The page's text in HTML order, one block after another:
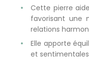
Cette pierre
favorisant une
relations
Elle apporte
et